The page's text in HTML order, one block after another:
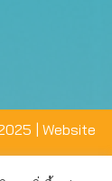
| Website